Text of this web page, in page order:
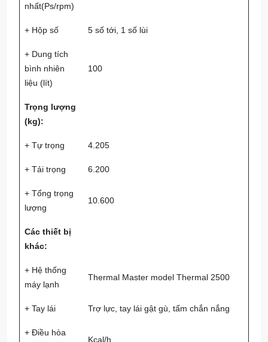
nhất(Ps/rpm)
+ Hộp số 5 số tới, 1 số lùi
+ Dung tích
bình nhiên
liệu (lít)
100
Trọng lượng
(kg):
+ Tự trọng 4.205
+ Tải trọng 6.200
+ Tổng trọng
lượng
10.600
Các thiết bị
khác:
+ Hệ thống
máy lạnh
Thermal Master model Thermal 2500
+ Tay lái Trợ lực, tay lái gật gù, tấm chắn nắng
+ Điều hòa
Kcal/h